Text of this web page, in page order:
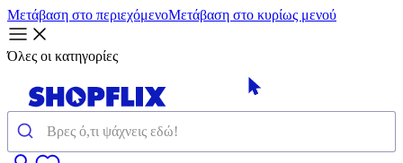
Μετάβαση στο περιεχόμενοΜετάβαση στο κυρίως μενού
Όλες οι κατηγορίες